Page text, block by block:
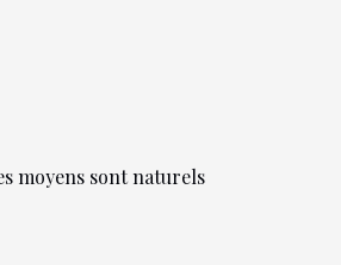
moyens sont naturels